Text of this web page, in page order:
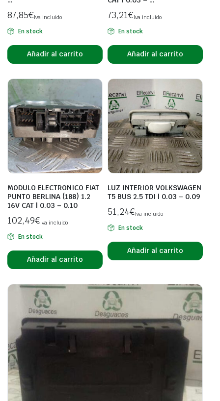
87,85€Iva incluido
En stock
Añadir al carrito
73,21€Iva incluido
En stock
Añadir al carrito
MODULO ELECTRONICO FIAT
PUNTO BERLINA (188) 1.2
16V CAT | 0.03 – 0.10
102,49€Iva incluido
En stock
Añadir al carrito
LUZ INTERIOR VOLKSWAGEN
T5 BUS 2.5 TDI | 0.03 – 0.09
51,24€Iva incluido
En stock
Añadir al carrito